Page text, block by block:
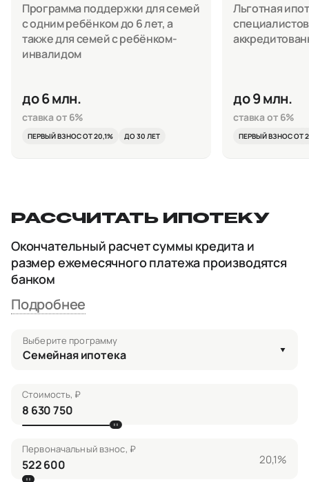
Программа поддержки для семей
с одним ребёнком до 6 лет, а
также для семей с ребёнком-
инвалидом
до 6 млн.
ставка от 6%
ПЕРВЫЙ ВЗНОС ОТ 20,1% ДО 30 ЛЕТ
Льготная
до 9 млн.
ставка от 6%
ПЕРВЫЙ ВЗНОС ОТ
РАССЧИТАТЬ ИПОТЕКУ
Окончательный расчет суммы кредита и
размер ежемесячного платежа производятся
банком
Подробнее
Выберите программу
Семейная ипотека
Стоимость, ₽
Первоначальный взнос, ₽
20,1%